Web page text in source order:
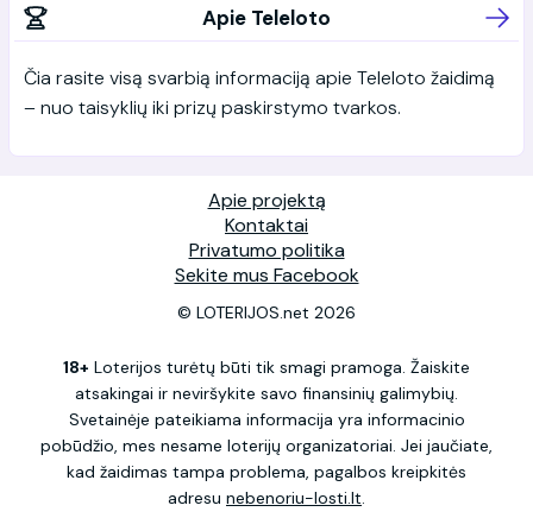
Apie Teleloto
Čia rasite visą svarbią informaciją apie Teleloto žaidimą
– nuo taisyklių iki prizų paskirstymo tvarkos.
Apie projektą
Kontaktai
Privatumo politika
Sekite mus Facebook
© LOTERIJOS.net 2026
18+ Loterijos turėtų būti tik smagi pramoga. Žaiskite
atsakingai ir neviršykite savo finansinių galimybių.
Svetainėje pateikiama informacija yra informacinio
pobūdžio, mes nesame loterijų organizatoriai. Jei jaučiate,
kad žaidimas tampa problema, pagalbos kreipkitės
adresu nebenoriu-losti.lt.